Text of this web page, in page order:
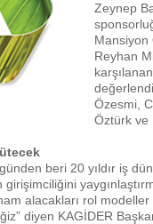
Zeynep
Mansiyon
Reyhan
Özesmi,
Öztürk ve
beri 20 yıldır iş
alacakları rol
diyen KAGİDER